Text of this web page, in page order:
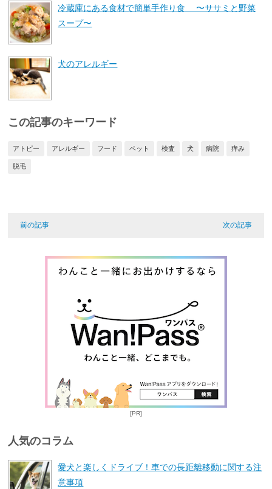
冷蔵庫にある食材で簡単手作り食 〜ササミと野菜
スープ〜
犬のアレルギー
この記事のキーワード
アトピー アレルギー フード ペット 検査 犬 病院 痒み
脱毛
前の記事 次の記事
[PR]
人気のコラム
愛犬と楽しくドライブ！車での長距離移動に関する注
意事項